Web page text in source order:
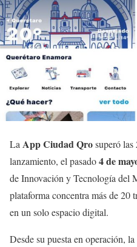
LaApp Ciudad Qrosuperó las
lanzamiento, el pasado4 de
de Innovación y Tecnología del
plataforma concentra más de 20
en un solo espacio digital.
Desde su puesta en operación,